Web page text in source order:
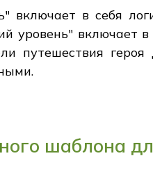
включает в себя
уровень" включает
путешествия
шаблона